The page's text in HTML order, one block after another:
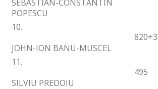
SEBASTIAN-CONSTANTIN
POPESCU
10.
JOHN-ION BANU-MUSCEL
820
11.
SILVIU PREDOIU
495